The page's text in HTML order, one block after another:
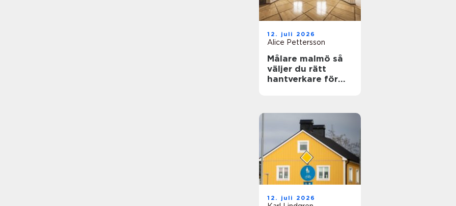
12. juli 2026
Alice Pettersson
Målare malmö så
väljer du rätt
hantverkare för
12. juli 2026